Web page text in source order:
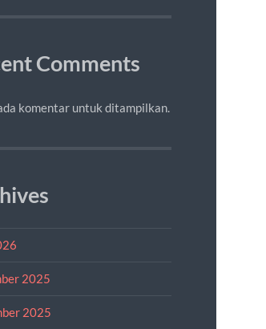
Comments
komentar untuk ditampilkan.
2025
2025